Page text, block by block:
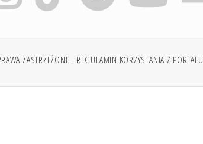
ZASTRZEŻONE. REGULAMIN KORZYSTANIA Z PORTALU